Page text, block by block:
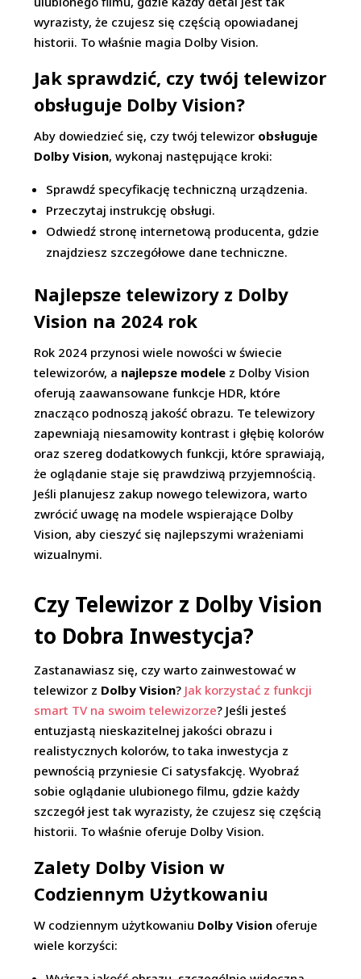
wyrazisty, że czujesz się częścią opowiadanej
historii. To właśnie magia Dolby Vision.
Jak sprawdzić, czy twój telewizor
obsługuje Dolby Vision?
Aby dowiedzieć się, czy twój telewizor obsługuje
Dolby Vision, wykonaj następujące kroki:
Sprawdź specyfikację techniczną urządzenia.
Przeczytaj instrukcję obsługi.
Odwiedź stronę internetową producenta, gdzie
znajdziesz szczegółowe dane techniczne.
Najlepsze telewizory z Dolby
Vision na 2024 rok
Rok 2024 przynosi wiele nowości w świecie
telewizorów, a najlepsze modele z Dolby Vision
oferują zaawansowane funkcje HDR, które
znacząco podnoszą jakość obrazu. Te telewizory
zapewniają niesamowity kontrast i głębię kolorów
oraz szereg dodatkowych funkcji, które sprawiają,
że oglądanie staje się prawdziwą przyjemnością.
Jeśli planujesz zakup nowego telewizora, warto
zwrócić uwagę na modele wspierające Dolby
Vision, aby cieszyć się najlepszymi wrażeniami
wizualnymi.
Czy Telewizor z Dolby Vision
to Dobra Inwestycja?
Zastanawiasz się, czy warto zainwestować w
telewizor z Dolby Vision? Jak korzystać z funkcji
smart TV na swoim telewizorze? Jeśli jesteś
entuzjastą nieskazitelnej jakości obrazu i
realistycznych kolorów, to taka inwestycja z
pewnością przyniesie Ci satysfakcję. Wyobraź
sobie oglądanie ulubionego filmu, gdzie każdy
szczegół jest tak wyrazisty, że czujesz się częścią
historii. To właśnie oferuje Dolby Vision.
Zalety Dolby Vision w
Codziennym Użytkowaniu
W codziennym użytkowaniu Dolby Vision oferuje
wiele korzyści: